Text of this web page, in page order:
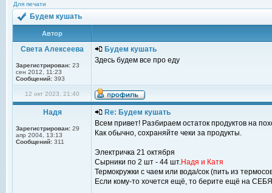
Для печати
Будем кушать
Автор
Света Алексеева
Зарегистрирован: 23
сен 2012, 11:23
Сообщений: 393
Будем кушать
Здесь будем все про еду
12 окт 2023, 21:40
Надя
Зарегистрирован: 29
апр 2004, 13:13
Сообщений: 311
Re: Будем кушать
Всем привет! Разбираем остаток продуктов на
Как обычно, сохраняйте чеки за продукты.
Электричка 21 октября
Сырники по 2 шт - 44 шт.Надя и Катя
Термокружки с чаем или вода/сок (пить из
Если кому-то хочется ещё, то берите ещё на